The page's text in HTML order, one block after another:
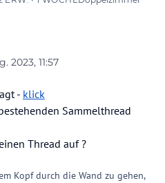
2023, 11:57
- klick
Sammelthread
Thread auf ?
Kopf durch die Wand zu gehen,